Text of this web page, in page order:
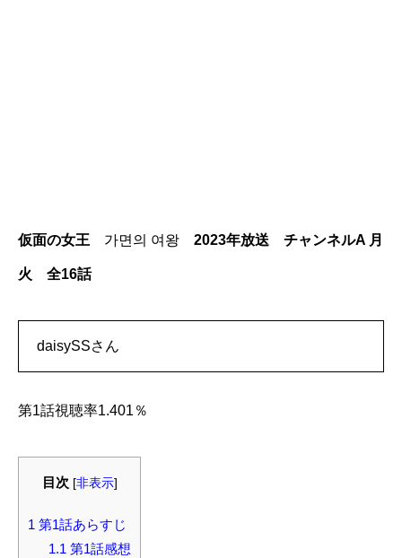
仮面の女王 가면의 여왕 2023年放送 チャンネルA 月
火 全16話
daisySSさん
第1話視聴率1.401％
目次 [非表示]
1 第1話あらすじ
1.1 第1話感想